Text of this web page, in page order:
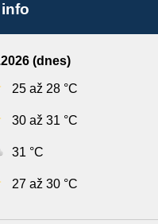
(dnes)
25 až 28 °C
30 až 31 °C
31 °C
27 až 30 °C